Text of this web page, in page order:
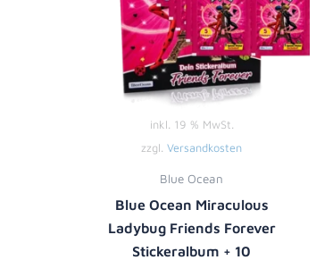
inkl. 19 % MwSt.
zzgl. Versandkosten
Blue Ocean
Blue Ocean Miraculous
Ladybug Friends Forever
Stickeralbum + 10